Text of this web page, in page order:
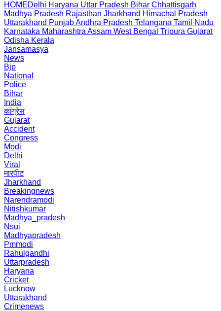
HOMEDelhi Haryana Uttar Pradesh Bihar Chhattisgarh
Madhya Pradesh Rajasthan Jharkhand Himachal Pradesh
Uttarakhand PunjabAndhra Pradesh Telangana Tamil Nadu
Karnataka Maharashtra Assam West Bengal Tripura Gujarat
Odisha Kerala
Jansamasya
News
Bjp
National
Police
Bihar
India
कांग्रेस
Gujarat
Accident
Congress
Modi
Delhi
Viral
मारपीट
Jharkhand
Breakingnews
Narendramodi
Nitishkumar
Madhya_pradesh
Nsui
Madhyapradesh
Pmmodi
Rahulgandhi
Uttarpradesh
Haryana
Cricket
Lucknow
Uttarakhand
Crimenews